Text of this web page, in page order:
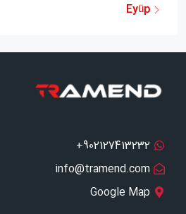
Eyüp
‫902127413232+‫‫
info@tramend.com
Google Map